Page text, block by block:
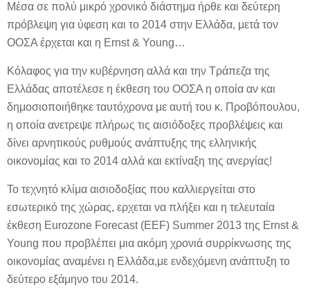
Μέσα σε πολύ μικρό χρονικό διάστημα ήρθε και δεύτερη
πρόβλεψη για ύφεση και το 2014 στην Ελλάδα, μετά τον
ΟΟΣΑ έρχεται και η Ernst & Young…
Κόλαφος για την κυβέρνηση αλλά και την Τράπεζα της
Ελλάδας αποτέλεσε η έκθεση του ΟΟΣΑ η οποία αν και
δημοσιοποιήθηκε ταυτόχρονα με αυτή του κ. Προβόπουλου,
η οποία ανετρεψε πλήρως τις αισιόδοξες προβλέψεις και
δίνει αρνητικούς ρυθμούς ανάπτυξης της ελληνικής
οικονομίας και το 2014 αλλά και εκτίναξη της ανεργίας!
Το τεχνητό κλίμα αισιοδοξίας που καλλιεργείται στο
εσωτερικό της χώρας, ερχεται να πλήξει και η τελευταία
έκθεση Eurozone Forecast (EEF) Summer 2013 της Ernst &
Young που προβλέπει μια ακόμη χρονιά συρρίκνωσης της
οικονομίας αναμένει η Ελλάδα,με ενδεχόμενη ανάπτυξη το
δεύτερο εξάμηνο του 2014.